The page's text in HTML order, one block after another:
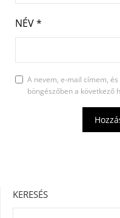
NÉV*
A nevem, e-mail címem,
böngészőben a következő
KERESÉS